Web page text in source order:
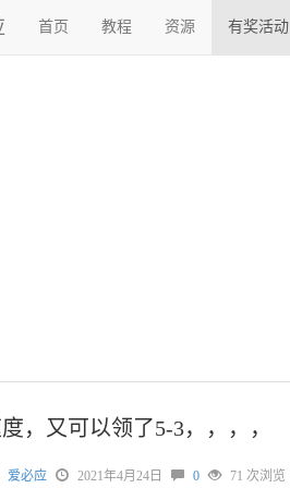
首页 教程 资源 有奖活动
，又可以领了5-3，，，，
爱必应 2021年4月24日 0 71 次浏览